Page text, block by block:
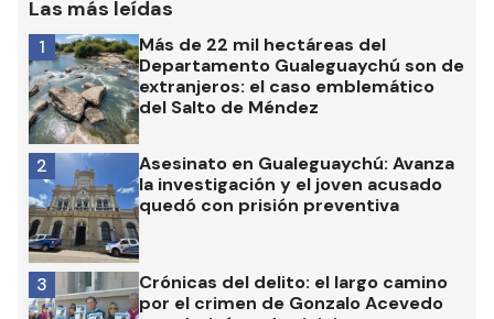
Las más leídas
Más de 22 mil hectáreas del
Departamento Gualeguaychú son de
extranjeros: el caso emblemático
del Salto de Méndez
1
Asesinato en Gualeguaychú: Avanza
la investigación y el joven acusado
quedó con prisión preventiva
2
Crónicas del delito: el largo camino
por el crimen de Gonzalo Acevedo
3